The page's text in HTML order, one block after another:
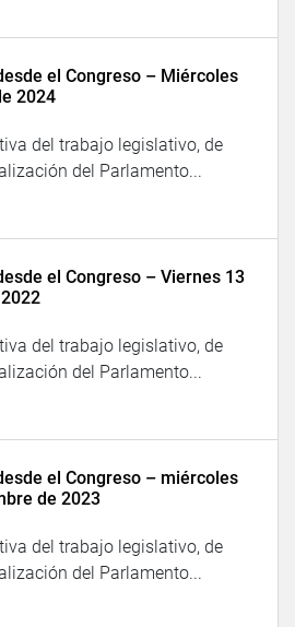
el Congreso – Miércoles
2024
del trabajo legislativo, de
del Parlamento...
el Congreso – Viernes 13
del trabajo legislativo, de
del Parlamento...
el Congreso – miércoles
de 2023
del trabajo legislativo, de
del Parlamento...